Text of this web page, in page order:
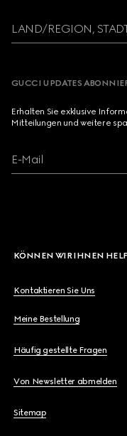
LAND/REGION,
GUCCI UPDATES
Erhalten Sie exklusive
Mitteilungen und weitere
E-Mail
KÖNNEN WIR IHNEN
Kontaktieren Sie Uns
Meine Bestellung
Häufig gestellte Fragen
Von Newsletter abmelden
Sitemap